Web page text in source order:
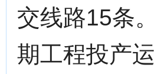
交线路15条
期工程投产